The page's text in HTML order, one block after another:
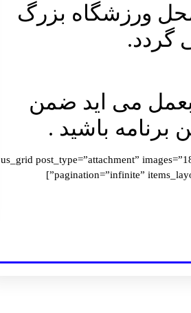
در محل ورزشگاه بزرگ
گردد.
می اید ضمن
باشید .
[/vc_column_text][us_separator][us_grid
pagination=”infinite” items_layout=”17790″ columns=”1″ items_gap=”0.5rem” overriding_link=”popup_post_image”]